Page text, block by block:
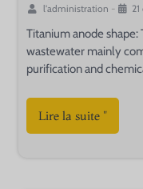
l'administration -
Titanium anode
wastewater mainly
purification and
Lire la suite "